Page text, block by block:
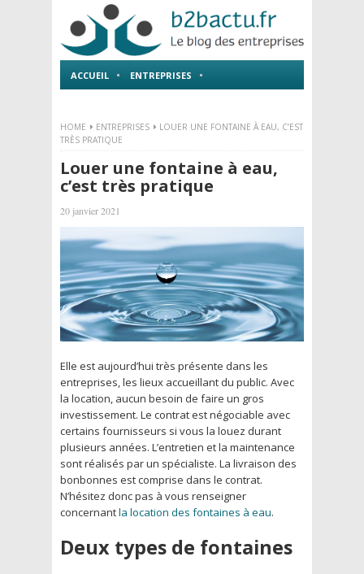
ACCUEIL ENTREPRISES
HOME ENTREPRISES
LOUER UNE FONTAINE À EAU, C’EST
TRÈS PRATIQUE
Louer une fontaine à eau,
c’est très pratique
20 janvier 2021
Elle est aujourd’hui très présente dans les
entreprises, les lieux accueillant du public. Avec
la location, aucun besoin de faire un gros
investissement. Le contrat est négociable avec
certains fournisseurs si vous la louez durant
plusieurs années. L’entretien et la maintenance
sont réalisés par un spécialiste. La livraison des
bonbonnes est comprise dans le contrat.
N’hésitez donc pas à vous renseigner
concernantla location des fontaines à eau.
Deux types de fontaines